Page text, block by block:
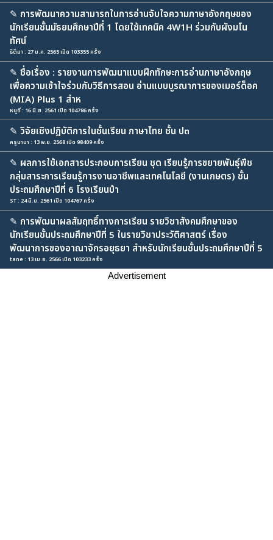
✎ การพัฒนาความสามารถในการอ่านจับใจความภาษาอังกฤษของ
นักเรียนชั้นมัธยมศึกษาปีที่ 1 โดยใช้เทคนิค 4W1H ร่วมกับผังมโน
ทัศน์
ธิติมา : 27 ม.ค. 2565 เปิด 103355 ครั้ง
✎ ชื่อเรื่อง : รายงานการพัฒนาแบบฝึกทักษะการอ่านภาษาอังกฤษ
เพื่อความเข้าใจร่วมกับวิธีการสอน อ่านแบบบูรณาการของเมอร์ด็อค
(MIA) Plus 1 สำห
หนูดี : 16 มิ.ย. 2561 เปิด 104786 ครั้ง
✎ วิจัยเชิงปฎิบัติการในชั้นเรียน ภาษาไทย ชั้น ป๓
ครูนานา : 13 พ.ย. 2568 เปิด 98409 ครั้ง
✎ ผลการใช้เอกสารประกอบการเรียน ชุด เรียนรู้การขยายพันธุ์พืช
กลุ่มสาระการเรียนรู้การงานอาชีพและเทคโนโลยี (งานเกษตร) ชั้น
ประถมศึกษาปีที่ 6 โรงเรียนบ้า
ST : 24 มิ.ย. 2561 เปิด 104767 ครั้ง
✎ การพัฒนาผลสัมฤทธิ์ทางการเรียน รายวิชาสังคมศึกษาของ
นักเรียนชั้นประถมศึกษาปีที่ 5 ในรายวิชาประวัติศาสตร์ เรื่อง
พัฒนาการของอาณาจักรอยุธยา สำหรับนักเรียนชั้นประถมศึกษาปีที่ 5
tane : 13 เม.ย. 2566 เปิด 103233 ครั้ง
Advertisement